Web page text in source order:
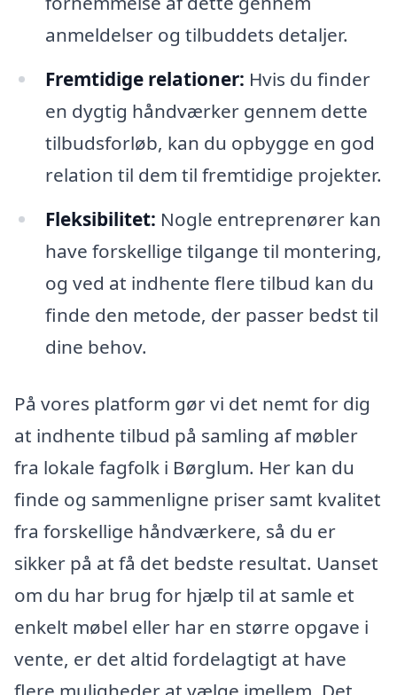
anmeldelser og tilbuddets detaljer.
Fremtidige relationer: Hvis du finder
en dygtig håndværker gennem dette
tilbudsforløb, kan du opbygge en god
relation til dem til fremtidige projekter.
Fleksibilitet: Nogle entreprenører kan
have forskellige tilgange til montering,
og ved at indhente flere tilbud kan du
finde den metode, der passer bedst til
dine behov.
På vores platform gør vi det nemt for dig
at indhente tilbud på samling af møbler
fra lokale fagfolk i Børglum. Her kan du
finde og sammenligne priser samt kvalitet
fra forskellige håndværkere, så du er
sikker på at få det bedste resultat. Uanset
om du har brug for hjælp til at samle et
enkelt møbel eller har en større opgave i
vente, er det altid fordelagtigt at have